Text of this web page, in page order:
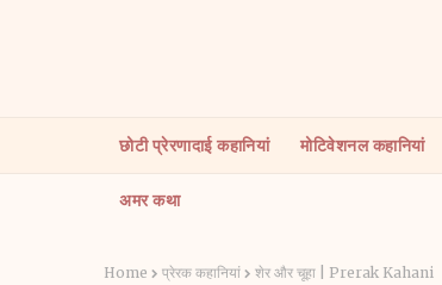
छोटी प्रेरणादाई कहानियां मोटिवेशनल कहानियां
अमर कथा
Home प्रेरक कहानियां शेर और चूहा | Prerak Kahani